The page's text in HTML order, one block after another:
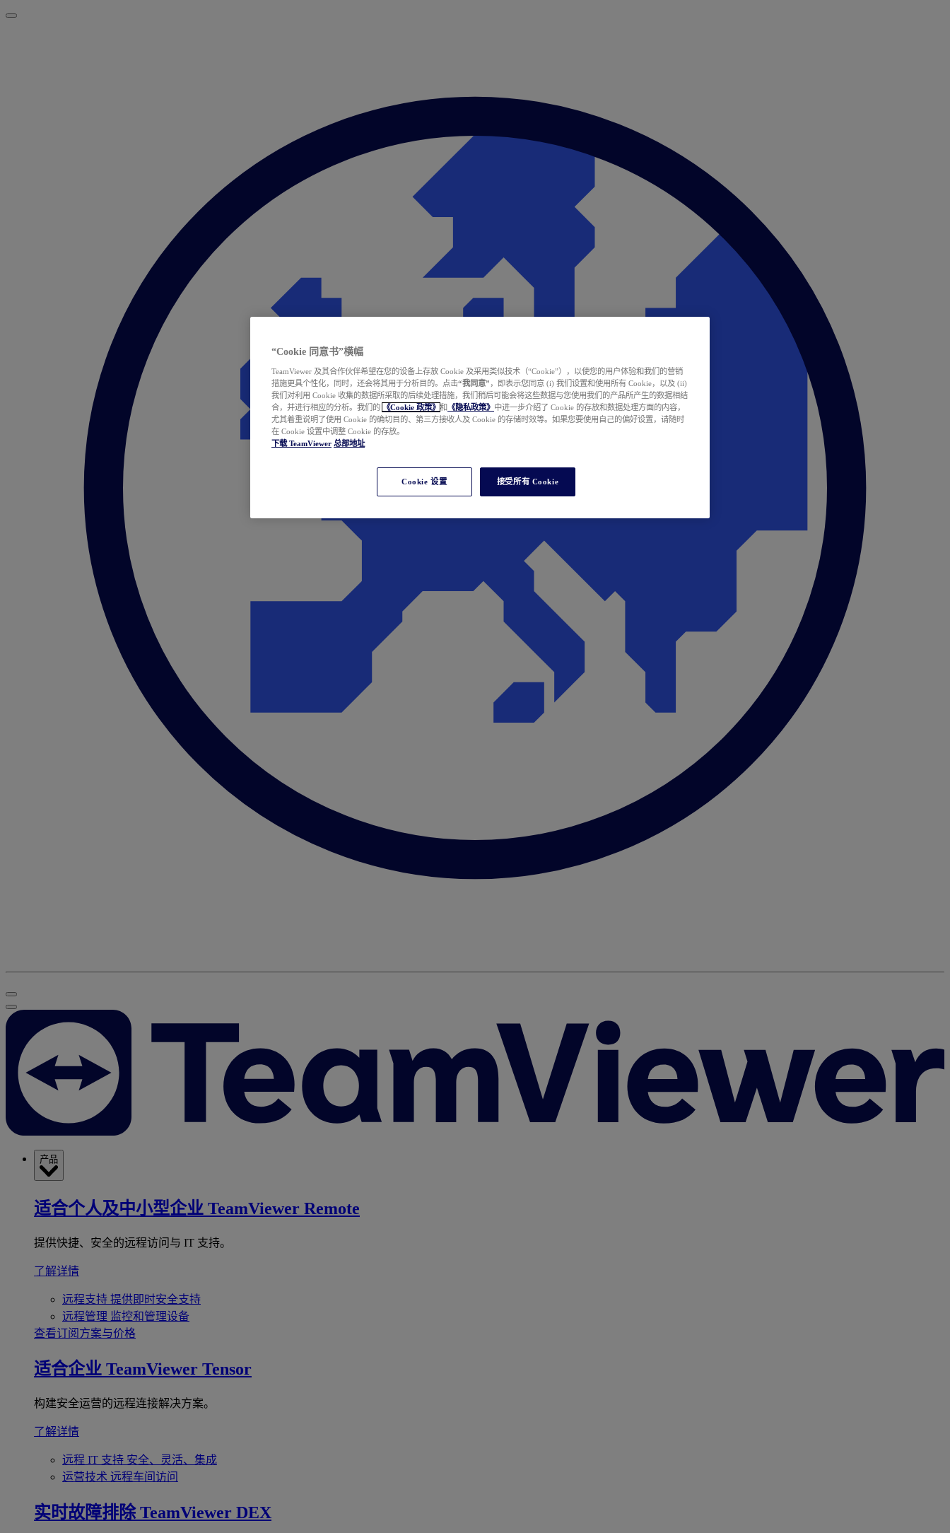
产品
适合个人及中小型企业 TeamViewer Remote
提供快捷、安全的远程访问与 IT 支持。
了解详情
远程支持 提供即时安全支持
远程管理 监控和管理设备
查看订阅方案与价格
适合企业 TeamViewer Tensor
构建安全运营的远程连接解决方案。
了解详情
远程 IT 支持 安全、灵活、集成
运营技术 远程车间访问
实时故障排除 TeamViewer DEX
“Cookie 同意书”横幅
TeamViewer 及其合作伙伴希望在您的设备上存放 Cookie 及采用类似技术（“Cookie”），以使您的用户体验和我们的营销
措施更具个性化，同时，还会将其用于分析目的。点击“我同意” ，即表示您同意 (i) 我们设置和使用所有 Cookie，以及 (ii)
我们对利用 Cookie 收集的数据所采取的后续处理措施，我们稍后可能会将这些数据与您使用我们的产品所产生的数据相结
合，并进行相应的分析。我们的
《Cookie 政策》 和 《隐私政策》 中进一步介绍了 Cookie 的存放和数据处理方面的内容，
尤其着重说明了使用 Cookie 的确切目的、第三方接收人及 Cookie 的存储时效等。如果您要使用自己的偏好设置，请随时
在 Cookie 设置中调整 Cookie 的存放。
下载 TeamViewer 总部地址
Cookie 设置 接受所有 Cookie